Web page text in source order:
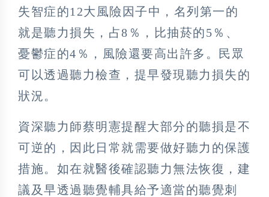
失智症的12大風險因子中，名列第一的
就是聽力損失，占8％，比抽菸的5％、
憂鬱症的4％，風險還要高出許多。民眾
可以透過聽力檢查，提早發現聽力損失的
狀況。
資深聽力師蔡明憲提醒大部分的聽損是不
可逆的，因此日常就需要做好聽力的保護
措施。如在就醫後確認聽力無法恢復，建
議及早透過聽覺輔具給予適當的聽覺刺